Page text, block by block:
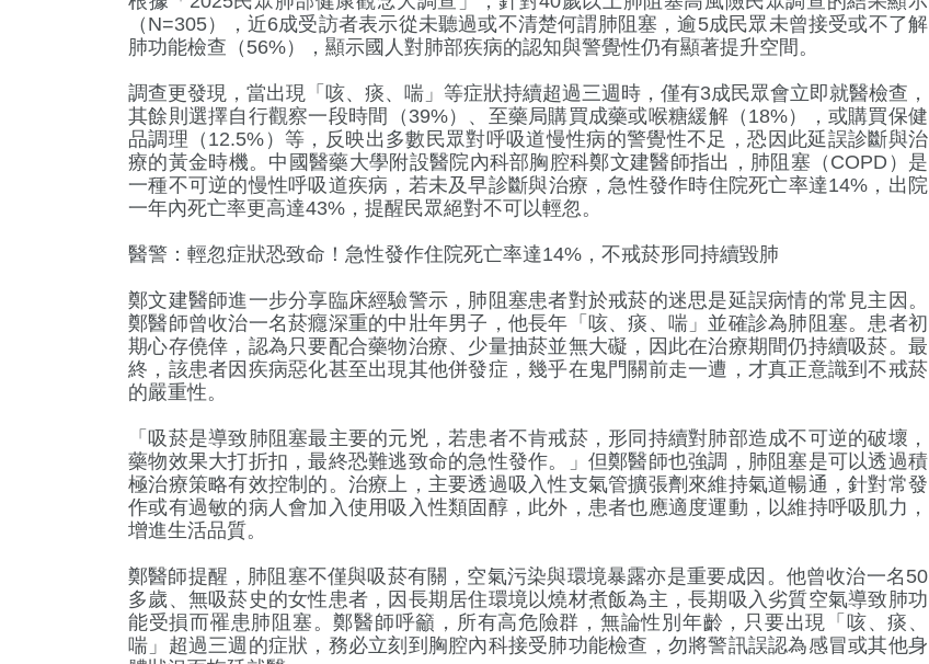
（N=305），近6成受訪者表示從未聽過或不清楚何謂肺阻塞，逾5成民眾未曾接受或不了解
肺功能檢查（56%），顯示國人對肺部疾病的認知與警覺性仍有顯著提升空間。
調查更發現，當出現「咳、痰、喘」等症狀持續超過三週時，僅有3成民眾會立即就醫檢查，
其餘則選擇自行觀察一段時間（39%）、至藥局購買成藥或喉糖緩解（18%），或購買保健
品調理（12.5%）等，反映出多數民眾對呼吸道慢性病的警覺性不足，恐因此延誤診斷與治
療的黃金時機。中國醫藥大學附設醫院內科部胸腔科鄭文建醫師指出，肺阻塞（COPD）是
一種不可逆的慢性呼吸道疾病，若未及早診斷與治療，急性發作時住院死亡率達14%，出院
一年內死亡率更高達43%，提醒民眾絕對不可以輕忽。
醫警：輕忽症狀恐致命！急性發作住院死亡率達14%，不戒菸形同持續毀肺
鄭文建醫師進一步分享臨床經驗警示，肺阻塞患者對於戒菸的迷思是延誤病情的常見主因。
鄭醫師曾收治一名菸癮深重的中壯年男子，他長年「咳、痰、喘」並確診為肺阻塞。患者初
期心存僥倖，認為只要配合藥物治療、少量抽菸並無大礙，因此在治療期間仍持續吸菸。最
終，該患者因疾病惡化甚至出現其他併發症，幾乎在鬼門關前走一遭，才真正意識到不戒菸
的嚴重性。
「吸菸是導致肺阻塞最主要的元兇，若患者不肯戒菸，形同持續對肺部造成不可逆的破壞，
藥物效果大打折扣，最終恐難逃致命的急性發作。」但鄭醫師也強調，肺阻塞是可以透過積
極治療策略有效控制的。治療上，主要透過吸入性支氣管擴張劑來維持氣道暢通，針對常發
作或有過敏的病人會加入使用吸入性類固醇，此外，患者也應適度運動，以維持呼吸肌力，
增進生活品質。
鄭醫師提醒，肺阻塞不僅與吸菸有關，空氣污染與環境暴露亦是重要成因。他曾收治一名50
多歲、無吸菸史的女性患者，因長期居住環境以燒材煮飯為主，長期吸入劣質空氣導致肺功
能受損而罹患肺阻塞。鄭醫師呼籲，所有高危險群，無論性別年齡，只要出現「咳、痰、
喘」超過三週的症狀，務必立刻到胸腔內科接受肺功能檢查，勿將警訊誤認為感冒或其他身